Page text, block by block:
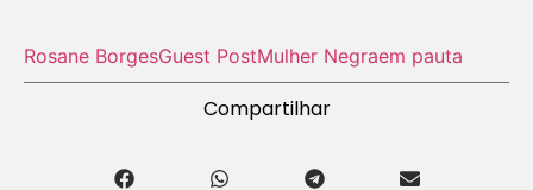
Rosane BorgesGuest PostMulher Negraem pauta
Compartilhar